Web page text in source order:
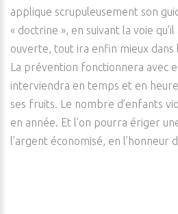
applique scrupuleusement son
« doctrine », en suivant la voie
ouverte, tout ira enfin mieux dans
La prévention fonctionnera avec
interviendra en temps et en
ses fruits. Le nombre d’enfants
en année. Et l’on pourra ériger
l’argent économisé, en l’honneur